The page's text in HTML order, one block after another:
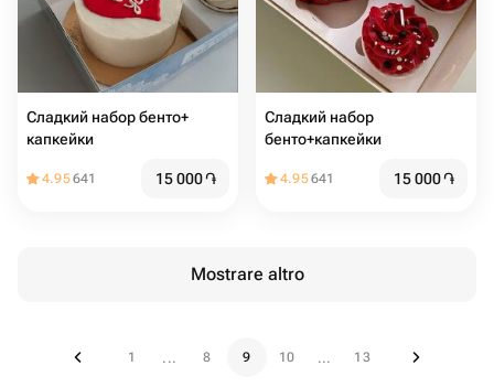
Сладкий набор бенто+
капкейки
4.95641 15 000֏
Сладкий набор
бенто+капкейки
4.95641 15 000֏
Mostrare altro
1 ... 8 9 10 ... 13